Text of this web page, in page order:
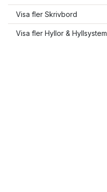
Visa fler Skrivbord
Visa fler Hyllor & Hyllsystem